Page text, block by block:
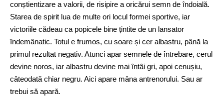
conștientizare a valorii, de risipire a oricărui semn de îndoială.
Starea de spirit lua de multe ori locul formei sportive, iar
victoriile cădeau ca popicele bine țintite de un lansator
îndemânatic. Totul e frumos, cu soare și cer albastru, până la
primul rezultat negativ. Atunci apar semnele de întrebare, cerul
devine noros, iar albastru devine mai întâi gri, apoi cenușiu,
câteodată chiar negru. Aici apare mâna antrenorului. Sau ar
trebui să apară.